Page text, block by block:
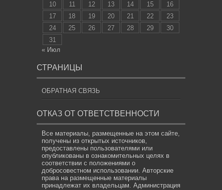
10
11 12 13 14 15
16
17
18 19 20 21 22
23
24
25 26 27 28 29
30
31
« Июл
СТРАНИЦЫ
ОБРАТНАЯ СВЯЗЬ
ОТКАЗ ОТ ОТВЕТСТВЕННОСТИ
Все материалы, размещенные на этом сайте,
получены из открытых источников,
предоставлены пользователями или
опубликованы в ознакомительных целях в
соответствии с положениями о
добросовестном использовании. Авторские
права на размещенные материалы
принадлежат их владельцам. Администрация